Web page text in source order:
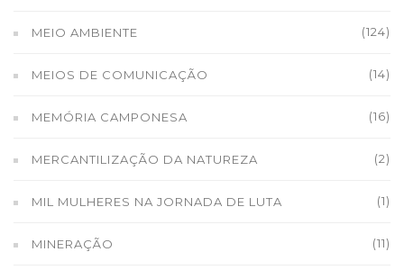
MEIO AMBIENTE (124)
MEIOS DE COMUNICAÇÃO (14)
MEMÓRIA CAMPONESA (16)
MERCANTILIZAÇÃO DA NATUREZA (2)
MIL MULHERES NA JORNADA DE LUTA (1)
MINERAÇÃO (11)